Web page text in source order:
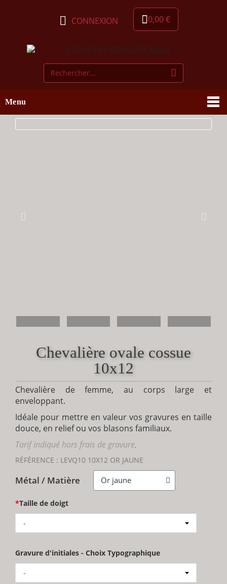
CONNEXION 0,00 €
Menu
Chevalière ovale cossue
10x12
Chevalière de femme, au corps large et
enveloppant.
Idéale pour mettre en valeur vos gravures en taille
douce, en relief ou vos blasons familiaux.
Tarif indiqué hors frais de gravure
RÉFÉRENCE : LEVQ10 10X12 OR JAUNE
Métal / Matière
*Taille de doigt
-
Gravure d'initiales - Choix Typographique
-